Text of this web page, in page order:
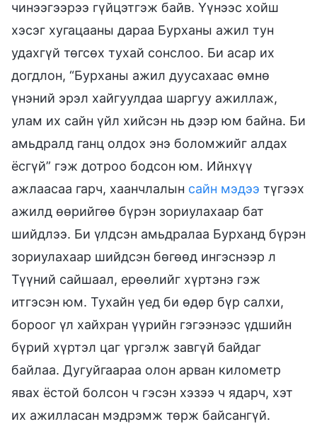
чинээгээрээ гүйцэтгэж байв. Үүнээс хойш
хэсэг хугацааны дараа Бурханы ажил тун
удахгүй төгсөх тухай сонслоо. Би асар их
догдлон, “Бурханы ажил дуусахаас өмнө
үнэний эрэл хайгуулдаа шаргуу ажиллаж,
улам их сайн үйл хийсэн нь дээр юм байна. Би
амьдралд ганц олдох энэ боломжийг алдах
ёсгүй” гэж дотроо бодсон юм. Ийнхүү
ажлаасаа гарч, хаанчлалын сайн мэдээ түгээх
ажилд өөрийгөө бүрэн зориулахаар бат
шийдлээ. Би үлдсэн амьдралаа Бурханд бүрэн
зориулахаар шийдсэн бөгөөд ингэснээр л
Түүний сайшаал, ерөөлийг хүртэнэ гэж
итгэсэн юм. Тухайн үед би өдөр бүр салхи,
бороог үл хайхран үүрийн гэгээнээс үдшийн
бүрий хүртэл цаг үргэлж завгүй байдаг
байлаа. Дугуйгаараа олон арван километр
явах ёстой болсон ч гэсэн хэзээ ч ядарч, хэт
их ажилласан мэдрэмж төрж байсангүй.